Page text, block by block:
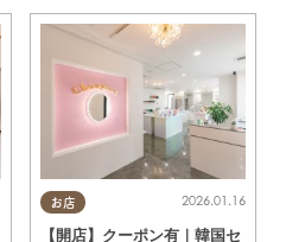
お店 2026.01.16
【開店】クーポン有｜韓国セ